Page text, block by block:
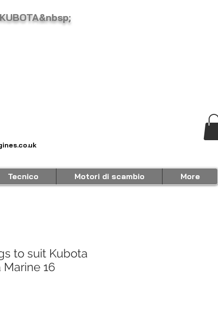
to suit Kubota
16
Tecnico Motori di scambio More